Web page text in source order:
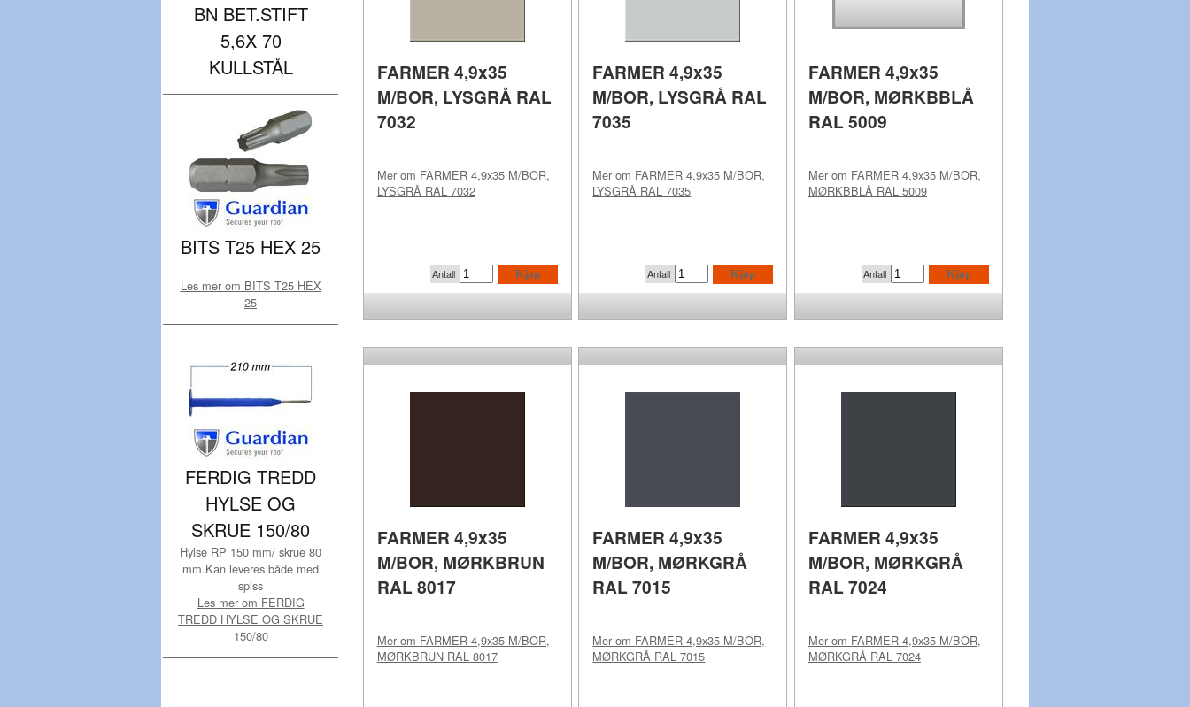
BN BET.STIFT
5,6X 70
KULLSTÅL
BITS T25 HEX 25
Les mer om BITS T25 HEX
25
FERDIG TREDD
HYLSE OG
SKRUE 150/80
Hylse RP 150 mm/ skrue 80
mm.Kan leveres både med
spiss
Les mer om FERDIG
TREDD HYLSE OG SKRUE
150/80
FARMER 4,9x35
M/BOR, LYSGRÅ RAL
7032
Mer om FARMER 4,9x35 M/BOR,
LYSGRÅ RAL 7032
Kjøp
Antall
FARMER 4,9x35
M/BOR, LYSGRÅ RAL
7035
Mer om FARMER 4,9x35 M/BOR,
LYSGRÅ RAL 7035
Kjøp
Antall
FARMER 4,9x35
M/BOR, MØRKBBLÅ
RAL 5009
Mer om FARMER 4,9x35 M/BOR,
MØRKBBLÅ RAL 5009
Kjøp
Antall
FARMER 4,9x35
M/BOR, MØRKBRUN
RAL 8017
Mer om FARMER 4,9x35 M/BOR,
MØRKBRUN RAL 8017
FARMER 4,9x35
M/BOR, MØRKGRÅ
RAL 7015
Mer om FARMER 4,9x35 M/BOR,
MØRKGRÅ RAL 7015
FARMER 4,9x35
M/BOR, MØRKGRÅ
RAL 7024
Mer om FARMER 4,9x35 M/BOR,
MØRKGRÅ RAL 7024